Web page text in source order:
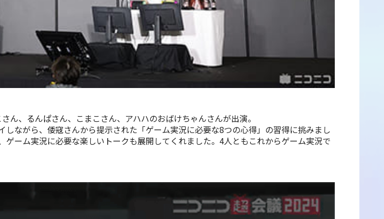
ん、るんぱさん、こまこさん、アハハのおばけちゃんさんが出演。
ながら、倭寇さんから提示された「ゲーム実況に必要な8つの心得」の習得に挑みまし
ーム実況に必要な楽しいトークも展開してくれました。4人ともこれからゲーム実況で